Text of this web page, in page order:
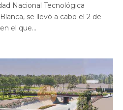
Nacional Tecnológica
se llevó a cabo el 2 de
el que...